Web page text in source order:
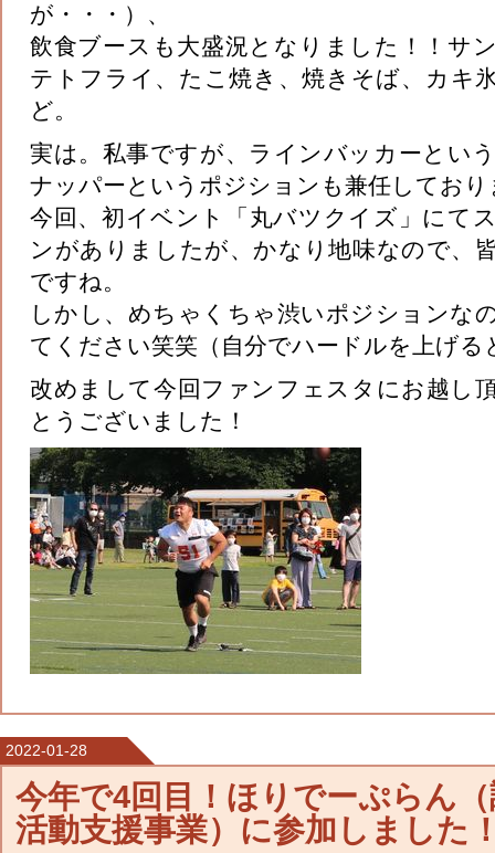
が・・・）、
飲食ブースも大盛況となりました！！サ
テトフライ、たこ焼き、焼きそば、カキ
ど。
実は。私事ですが、ラインバッカーとい
ナッパーというポジションも兼任しており
今回、初イベント「丸バツクイズ」にて
ンがありましたが、かなり地味なので、
ですね。
しかし、めちゃくちゃ渋いポジションな
てください笑笑（自分でハードルを上げる
改めまして今回ファンフェスタにお越し
とうございました！
2022-01-28
今年で4回目！ほりでーぷらん
活動支援事業）に参加しました